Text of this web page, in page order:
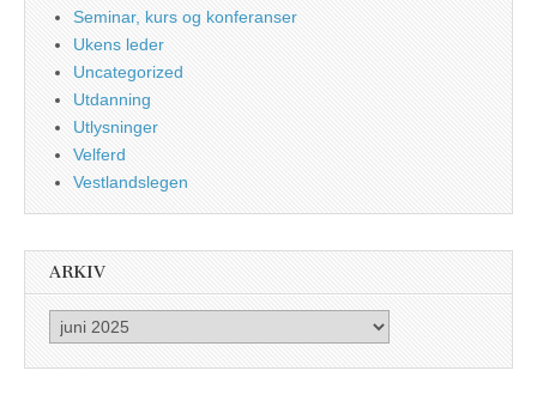
Seminar, kurs og konferanser
Ukens leder
Uncategorized
Utdanning
Utlysninger
Velferd
Vestlandslegen
ARKIV